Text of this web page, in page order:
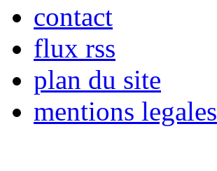
contact
flux rss
plan du site
mentions legales